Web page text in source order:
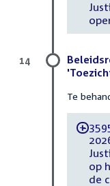
Te
-
op
de
14